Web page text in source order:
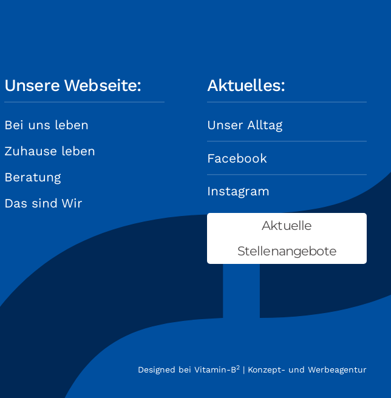
Unsere Webseite:
Bei uns leben
Zuhause leben
Beratung
Das sind Wir
Aktuelles:
Unser Alltag
Facebook
Instagram
Aktuelle
Stellenangebote
Designed bei Vitamin-B2 | Konzept- und Werbeagentur